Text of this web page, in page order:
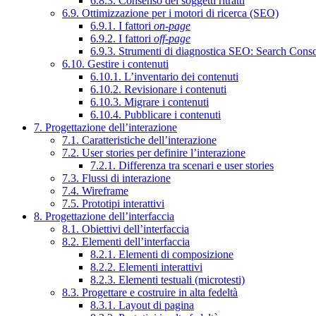
6.9. Ottimizzazione per i motori di ricerca (SEO)
6.9.1. I fattori on-page
6.9.2. I fattori off-page
6.9.3. Strumenti di diagnostica SEO: Search
6.10. Gestire i contenuti
6.10.1. L’inventario dei contenuti
6.10.2. Revisionare i contenuti
6.10.3. Migrare i contenuti
6.10.4. Pubblicare i contenuti
7. Progettazione dell’interazione
7.1. Caratteristiche dell’interazione
7.2. User stories per definire l’interazione
7.2.1. Differenza tra scenari e user stories
7.3. Flussi di interazione
7.4. Wireframe
7.5. Prototipi interattivi
8. Progettazione dell’interfaccia
8.1. Obiettivi dell’interfaccia
8.2. Elementi dell’interfaccia
8.2.1. Elementi di composizione
8.2.2. Elementi interattivi
8.2.3. Elementi testuali (microtesti)
8.3. Progettare e costruire in alta fedeltà
8.3.1. Layout di pagina